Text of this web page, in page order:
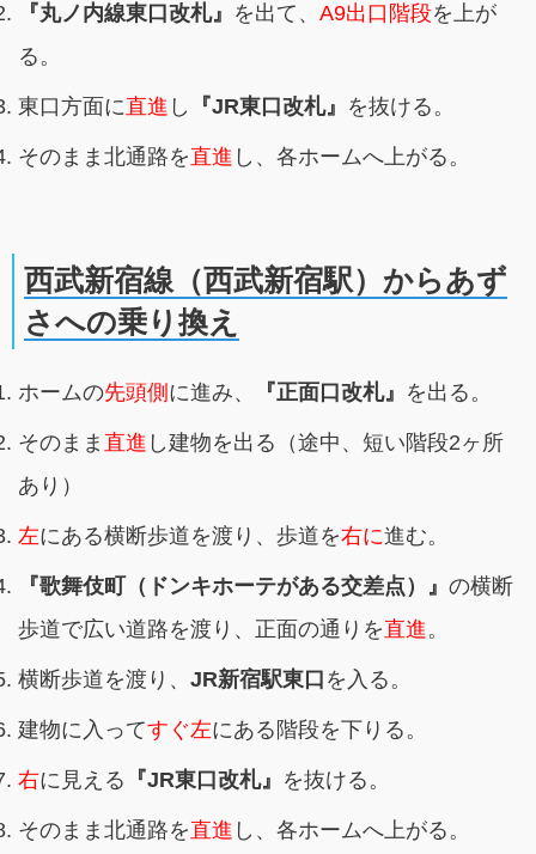
『丸ノ内線東口改札』 を出て、 A9出口階段を上が
る。
東口方面に直進 し 『JR東口改札』 を抜ける。
そのまま北通路を直進 し、各ホームへ上がる。
西武新宿線（西武新宿駅）からあず
さへの乗り換え
ホームの先頭側 に進み、 『正面口改札』 を出る。
そのまま 直進 し建物を出る（途中、短い階段2ヶ所
あり）
左にある横断歩道を渡り、歩道を右に進む。
『歌舞伎町（ドンキホーテがある交差点）』 の横断
歩道で広い道路を渡り、正面の通りを直進。
横断歩道を渡り、 JR新宿駅東口 を入る。
建物に入ってすぐ左にある階段を下りる。
右に見える 『JR東口改札』 を抜ける。
そのまま北通路を直進 し、各ホームへ上がる。